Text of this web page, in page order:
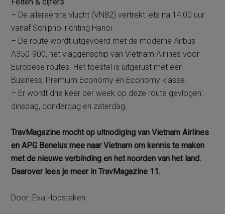
– De allereerste vlucht (VN82) vertrekt iets na 14:00 uur
vanaf Schiphol richting Hanoi.
– De route wordt uitgevoerd met de moderne Airbus
A350-900, het vlaggenschip van Vietnam Airlines voor
Europese routes. Het toestel is uitgerust met een
Business, Premium Economy en Economy klasse.
– Er wordt drie keer per week op deze route gevlogen:
dinsdag, donderdag en zaterdag.
TravMagazine mocht op uitnodiging van Vietnam Airlines
en APG Benelux mee naar Vietnam om kennis te maken
met de nieuwe verbinding en het noorden van het land.
Daarover lees je meer in TravMagazine 11.
Door: Eva Hopstaken